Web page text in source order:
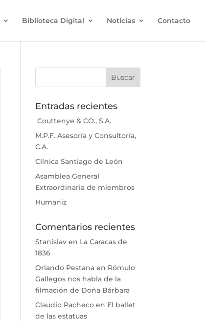
Biblioteca Digital Noticias Contacto
Entradas recientes
Couttenye & CO., S.A.
M.P.F. Asesoría y Consultoría,
C.A.
Clínica Santiago de León
Asamblea General
Extraordinaria de miembros
Humaniz
Comentarios recientes
Stanislaven La Caracas de
1836
Orlando Pestanaen Rómulo
Gallegos nos habla de la
filmación de Doña Bárbara
Claudio Pachecoen El ballet
de las estatuas